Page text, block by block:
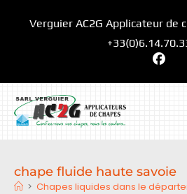
Verguier AC2G Applicateur de
chape fluide haute savoie
> Chapes liquides dans le